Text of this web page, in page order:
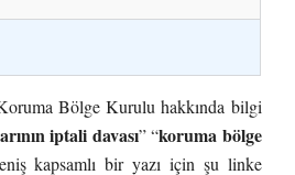
Bölge Kurulu hakkında bilgi
iptali davası” “koruma bölge
kapsamlı bir yazı için şu linke